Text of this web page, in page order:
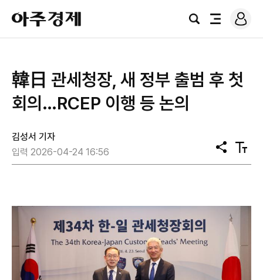
아
주
경
검
전
로
그
韓日 관세청장, 새 정부 출범 후 첫
회의…RCEP 이행 등 논의
김성서 기자
입력 2026-04-24 16:56
공
유
텍
스